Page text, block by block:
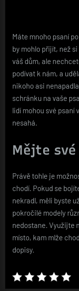
Máte mnoho psaní
by mohlo přijít, než
váš dům, ale
podívat k nám, a
nikoho asi
schránku na vaše
lidí mohou své psaní
nesahá.
Mějte
Právě tohle je
chodí. Pokud se
nekradl, měli byste
pokročilé modely
nedostane. Využijte
místo, kam mlže
dopisy.